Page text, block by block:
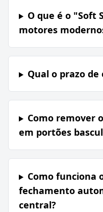
O que é o "Soft
motores
Qual o prazo
Como remover
em portões
Como funciona
fechamento
central?